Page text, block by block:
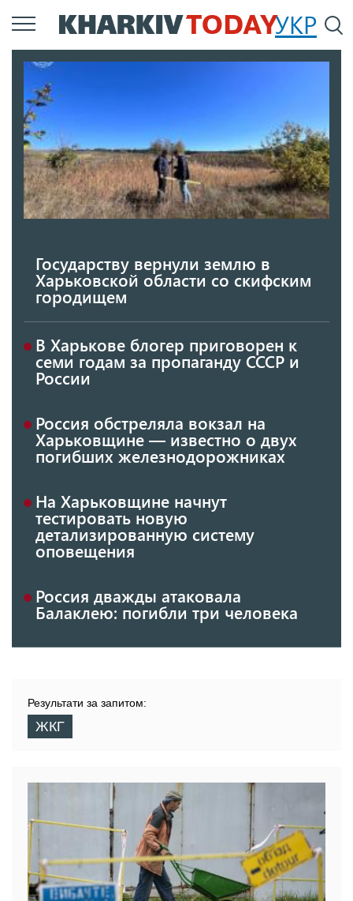
Перейти
к
УКР
Государству вернули землю в
Харьковской области со скифским
городищем
В Харькове блогер приговорен к
семи годам за пропаганду СССР и
России
Россия обстреляла вокзал на
Харьковщине — известно о двух
погибших железнодорожниках
На Харьковщине начнут
тестировать новую
детализированную систему
оповещения
Россия дважды атаковала
Балаклею: погибли три человека
Результати за запитом:
ЖКГ